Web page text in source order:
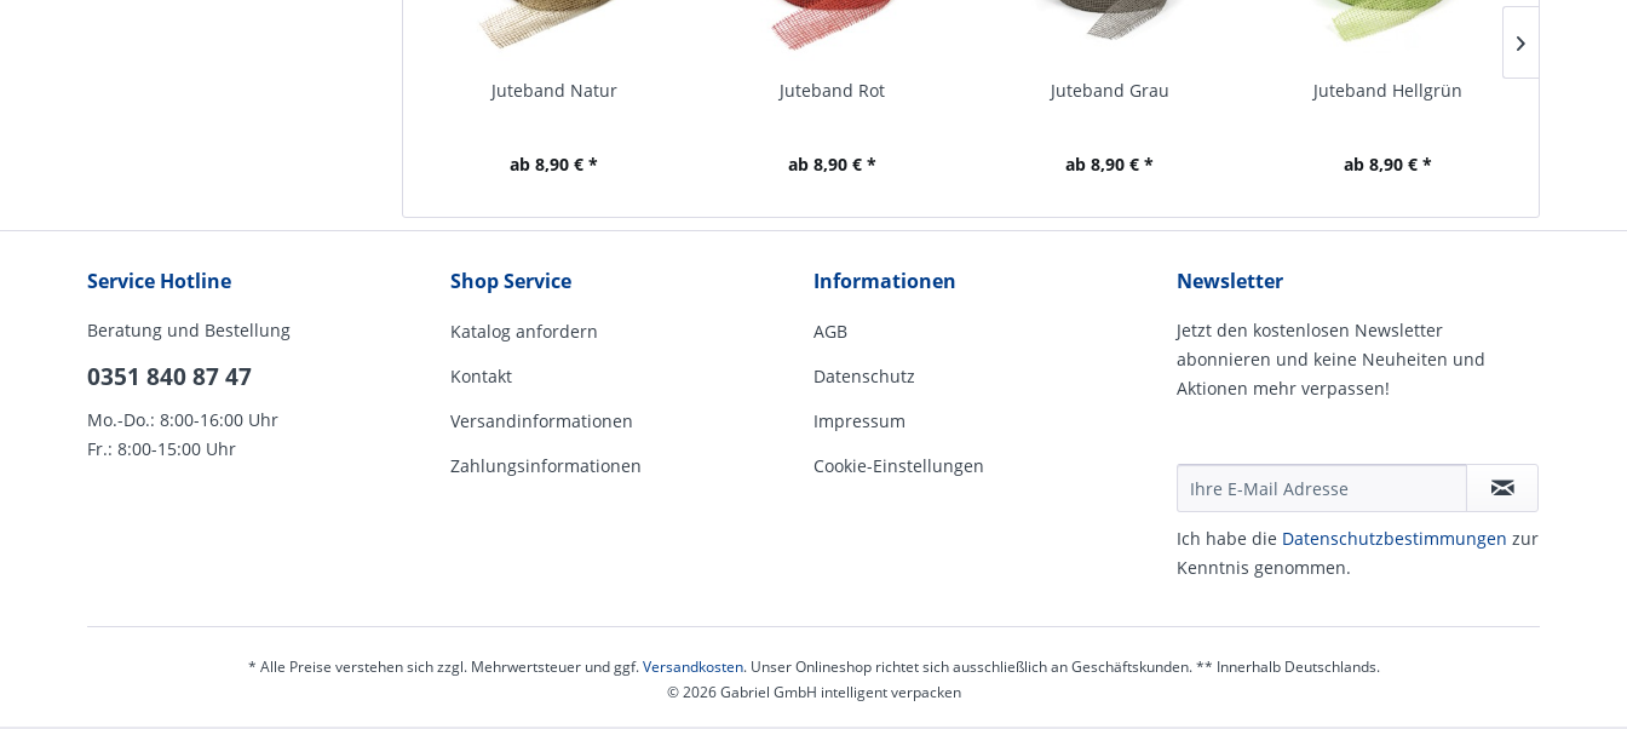
Juteband Natur
ab 8,90 € *
Juteband Rot
ab 8,90 € *
Juteband Grau
ab 8,90 € *
Juteband Hellgrün
ab 8,90 € *
Service Hotline
Beratung und Bestellung
0351 840 87 47
Mo.-Do.: 8:00-16:00 Uhr
Fr.: 8:00-15:00 Uhr
Shop Service
Katalog anfordern
Kontakt
Versandinformationen
Zahlungsinformationen
Informationen
AGB
Datenschutz
Impressum
Cookie-Einstellungen
Newsletter
Jetzt den kostenlosen Newsletter
abonnieren und keine Neuheiten und
Aktionen mehr verpassen!
Ich habe die Daten­schutz­be­stim­mungen zur
Kennt­nis genommen.
* Alle Preise verstehen sich zzgl. Mehrwertsteuer und ggf.Versandkosten. Unser Onlineshop richtet sich ausschließlich an Geschäftskunden. ** Innerhalb Deutschlands.
© 2026 Gabriel GmbH intelligent verpacken